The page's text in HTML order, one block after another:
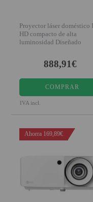
Proyector láser doméstico
HD compacto de alta
luminosidad Diseñado
888,91€
COMPRAR
IVA incl.
Ahorra 169,89€